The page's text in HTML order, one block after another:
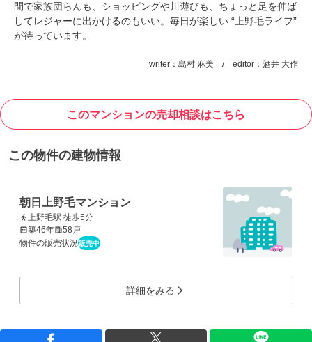
間で家族団らんも、ショッピングや川遊びも、ちょっと足を伸ば
してレジャーに出かけるのもいい。毎日が楽しい “上野毛ライフ”
が待っています。
writer：島村 麻美 / editor：酒井 大作
このマンションの売却相談はこちら
この物件の建物情報
朝日上野毛マンション
上野毛駅 徒歩5分
築46年
58戸
物件の販売状況販売中
詳細をみる